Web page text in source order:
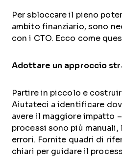
Per sbloccare il pieno
ambito finanziario, sono
con i CTO. Ecco come
Adottare un approccio
Partire in piccolo e
Aiutateci a identificare
avere il maggiore impatto
processi sono più
errori. Fornite quadri di
chiari per guidare il